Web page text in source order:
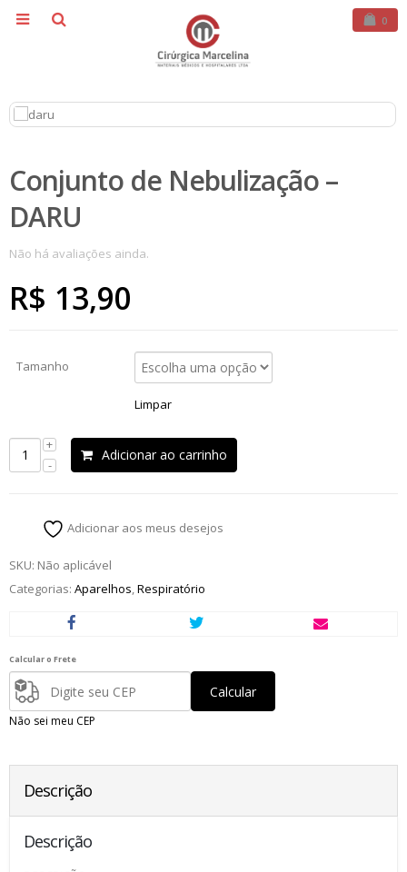
0
Conjunto de Nebulização –
DARU
Não há avaliações ainda.
R$ 13,90
Tamanho
Limpar
Adicionar ao carrinho
Adicionar aos meus desejos
SKU: Não aplicável
Categorias: Aparelhos,Respiratório
Calcular o Frete
Calcular
Não sei meu CEP
Descrição
Descrição